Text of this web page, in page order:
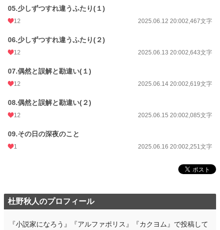
05.少しずつすれ違うふたり(１)
12 2025.06.12 20:002,467文字
06.少しずつすれ違うふたり(２)
12 2025.06.13 20:002,643文字
07.偶然と誤解と勘違い(１)
12 2025.06.14 20:002,619文字
08.偶然と誤解と勘違い(２)
12 2025.06.15 20:002,085文字
09.その日の深夜のこと
1 2025.06.16 20:002,251文字
杜野秋人のプロフィール
『小説家になろう』『アルファポリス』『カクヨム』で投稿して